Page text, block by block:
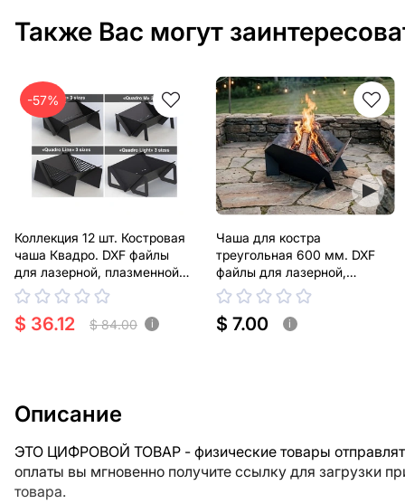
Также Вас могут
-57%
Коллекция 12 шт. Костровая
чаша Квадро. DXF файлы
для лазерной, плазменной
резки
$ 36.12 $ 84.00 i
Чаша для костра
треугольная 600 мм. DXF
файлы для лазерной,
плазменной резки
$ 7.00 i
Описание
ЭТО ЦИФРОВОЙ ТОВАР - физические товары
оплаты вы мгновенно получите ссылку для загрузки
товара.